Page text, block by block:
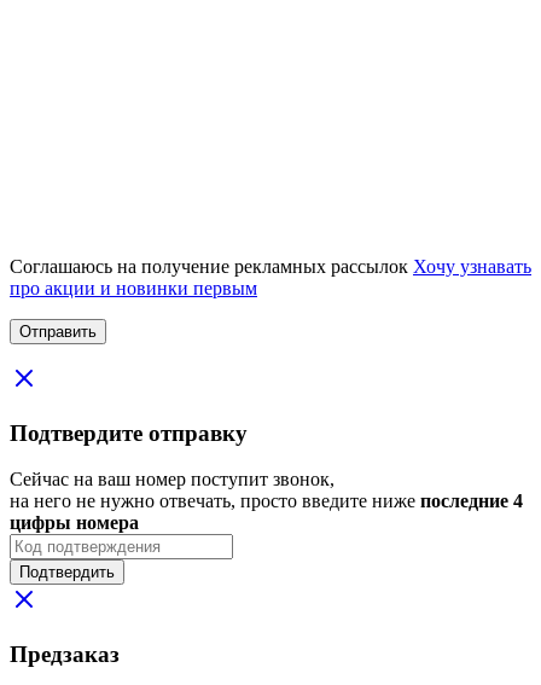
Соглашаюсь на получение рекламных рассылок Хочу узнавать
про акции и новинки первым
Подтвердите отправку
Сейчас на ваш номер поступит звонок,
на него не нужно отвечать, просто введите ниже последние 4
цифры номера
Подтвердить
Предзаказ